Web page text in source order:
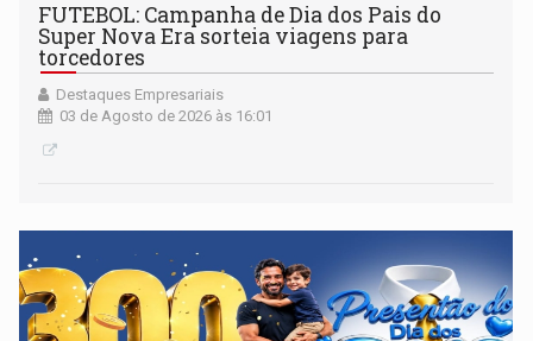
FUTEBOL: Campanha de Dia dos Pais do
Super Nova Era sorteia viagens para
torcedores
Destaques Empresariais
03 de Agosto de 2026 às 16:01